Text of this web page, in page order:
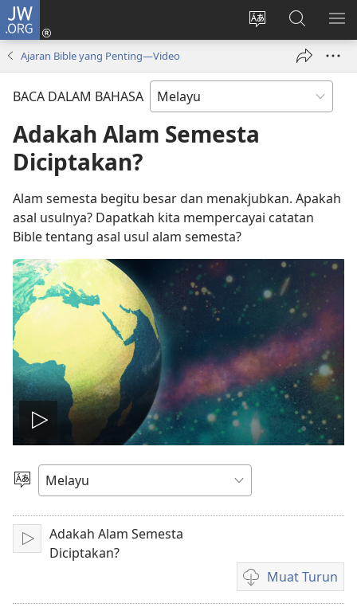
JW.ORG
Tukar
bahasa
web
Log
Masuk
baharu)
Cari
JW.ORG
Ajaran Bible yang Penting​—Video
BACA DALAM BAHASA
Adakah Alam Semesta
Diciptakan?
Alam semesta begitu besar dan menakjubkan. Apakah
asal usulnya? Dapatkah kita mempercayai catatan
Bible tentang asal usul alam semesta?
Mainkan
video
Pilih
Bahasa
Main
Adakah Alam Semesta
Diciptakan?
Muat Turun
Pilihan
untuk